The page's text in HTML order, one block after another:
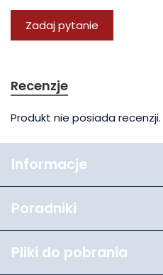
Zadaj pytanie
Recenzje
Produkt nie posiada recenzji.
Informacje
Poradniki
Pliki do pobrania